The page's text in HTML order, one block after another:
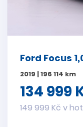
Ford Focus
2019 | 196 114 km
134 999
149 999 Kč v